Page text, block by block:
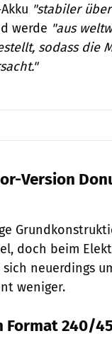
"stabiler
werde "aus
sodass die
Version
doch beim
neuerdings
weniger.
240/